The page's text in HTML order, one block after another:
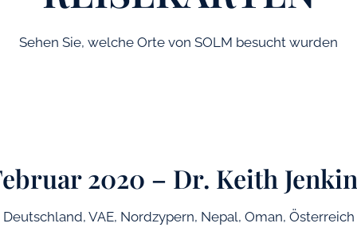
Sehen Sie, welche Orte von SOLM besucht wurden
2020 – Dr. Keith
Deutschland, VAE, Nordzypern, Nepal, Oman, Österreich